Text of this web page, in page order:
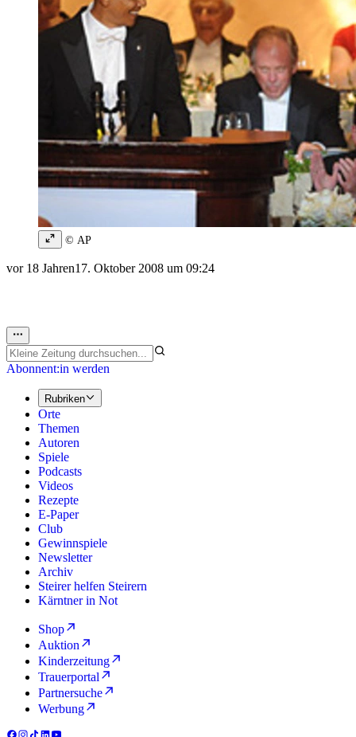
© AP
vor 18 Jahren17. Oktober 2008 um 09:24
Abonnent:in werden
Rubriken
Orte
Themen
Autoren
Spiele
Podcasts
Videos
Rezepte
E-Paper
Club
Gewinnspiele
Newsletter
Archiv
Steirer helfen Steirern
Kärntner in Not
Shop
Auktion
Kinderzeitung
Trauerportal
Partnersuche
Werbung